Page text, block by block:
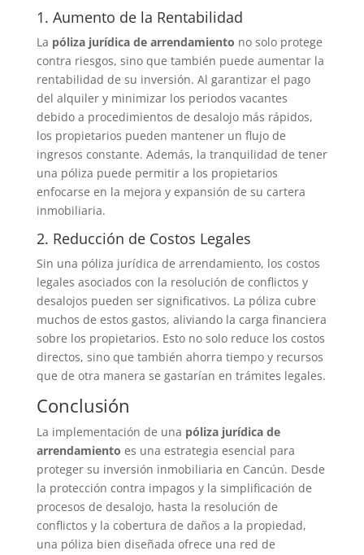
1. Aumento de la Rentabilidad
La póliza jurídica de arrendamiento no solo protege
contra riesgos, sino que también puede aumentar la
rentabilidad de su inversión. Al garantizar el pago
del alquiler y minimizar los periodos vacantes
debido a procedimientos de desalojo más rápidos,
los propietarios pueden mantener un flujo de
ingresos constante. Además, la tranquilidad de tener
una póliza puede permitir a los propietarios
enfocarse en la mejora y expansión de su cartera
inmobiliaria.
2. Reducción de Costos Legales
Sin una póliza jurídica de arrendamiento, los costos
legales asociados con la resolución de conflictos y
desalojos pueden ser significativos. La póliza cubre
muchos de estos gastos, aliviando la carga financiera
sobre los propietarios. Esto no solo reduce los costos
directos, sino que también ahorra tiempo y recursos
que de otra manera se gastarían en trámites legales.
Conclusión
La implementación de una póliza jurídica de
arrendamiento es una estrategia esencial para
proteger su inversión inmobiliaria en Cancún. Desde
la protección contra impagos y la simplificación de
procesos de desalojo, hasta la resolución de
conflictos y la cobertura de daños a la propiedad,
una póliza bien diseñada ofrece una red de